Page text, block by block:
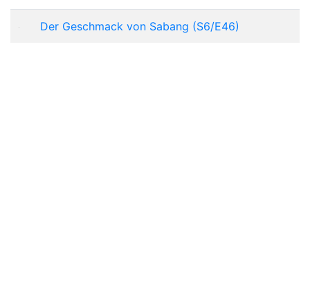
Der Geschmack von Sabang (S6/E46)